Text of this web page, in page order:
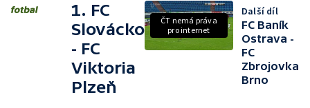
1. FC
Slovácko
- FC
Viktoria
Plzeň
ČT nemá práva
pro internet
Další díl
FC Baník
Ostrava -
FC
Zbrojovka
Brno